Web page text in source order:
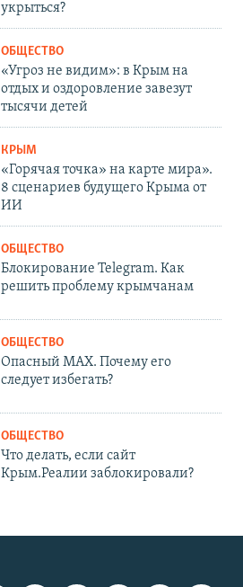
укрыться?
ОБЩЕСТВО
«Угроз не видим»: в Крым на
отдых и оздоровление завезут
тысячи детей
КРЫМ
«Горячая точка» на карте мира».
8 сценариев будущего Крыма от
ИИ
ОБЩЕСТВО
Блокирование Telegram. Как
решить проблему крымчанам
ОБЩЕСТВО
Опасный MAX. Почему его
следует избегать?
ОБЩЕСТВО
Что делать, если сайт
Крым.Реалии заблокировали?